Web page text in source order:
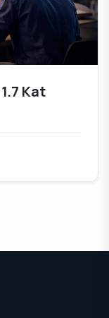
Kat